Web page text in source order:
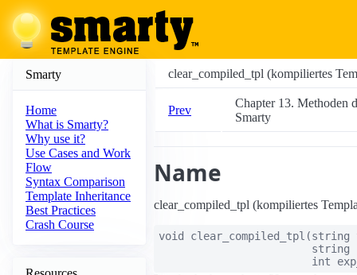
Smarty
Home
What is Smarty?
Why use it?
Use Cases and Work
Flow
Syntax Comparison
Template Inheritance
Best Practices
Crash Course
clear_compiled_tpl (kompiliertes
Prev
Chapter 13. Methoden
Smarty
Name
clear_compiled_tpl (kompiliertes
void clear_compiled_tpl (string
string
int